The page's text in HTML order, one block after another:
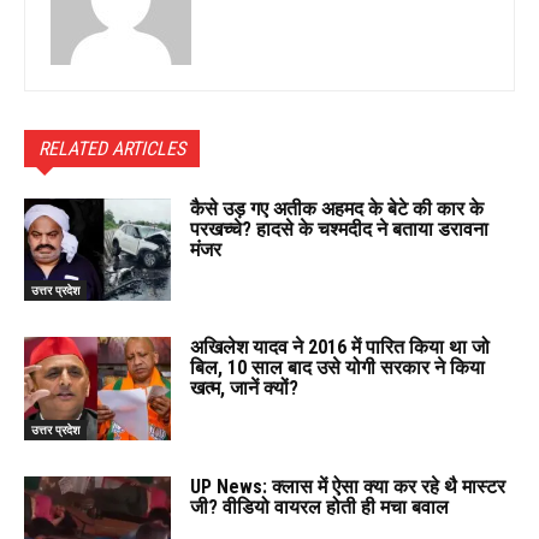
RELATED ARTICLES
उत्तर प्रदेश
कैसे उड़ गए अतीक अहमद के बेटे की कार के
परखच्चे? हादसे के चश्मदीद ने बताया डरावना
मंजर
उत्तर प्रदेश
अखिलेश यादव ने 2016 में पारित किया था जो
बिल, 10 साल बाद उसे योगी सरकार ने किया
खत्म, जानें क्यों?
UP News: क्लास में ऐसा क्या कर रहे थै मास्टर
जी? वीडियो वायरल होती ही मचा बवाल